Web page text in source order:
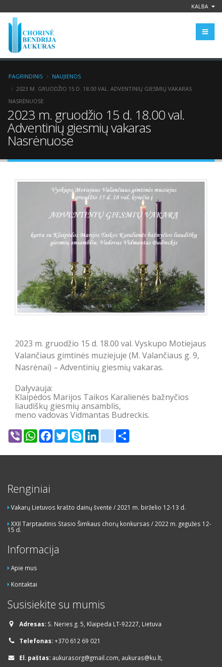
KALBA
PAGRINDINIS
NAUJIENOS
2023 M. GRUODŽIO 15 D. 18.00 VAL. ADVENTINIŲ GIESMIŲ VAKARAS
NASRĖNUOSE
2023 m. gruodžio 15 d. 18.00 val.
Adventinių giesmių vakaras
Nasrėnuose
2023 m. gruodžio 15 d. 18.00 val. Vyskupo Motiejaus
Valančiaus gimtinės muziejuje (M. Valančiaus g. 9,
Nasrėnai) – Adventinių giesmių vakaras.
Dalyvauja:
Klaipėdos Marijos Taikos Karalienės bažnyčios
liaudiškų giesmių ansamblis,
meno vadovas Vidmantas Budreckis.
Viber WhatsAppFacebook
TwitterSkypeLinkedIngoogle_bookmarks
Renginiai
Vakarų Lietuvos krašto dainų šventė / 2021 m. birželio 12-13 d.
XXII Tarptautinis Stasio Šimkaus chorų konkursas / 2022 m. gegužės 12-
15 d.
Informacija
Apie mus
Kontaktai
Susisiekite su mumis
Adresas: S. Nėries g. 5, Klaipėda LT-92227, Lietuva
Telefonas:+370 612 69 021
El. paštas: aukurasorg@gmail.com, aukuras@ku.lt,